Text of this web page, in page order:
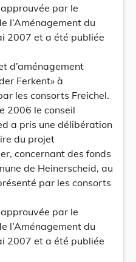
par le
l’Aménagement du
2007 et a été publiée
d’aménagement
Ferkent» à
les consorts Freichel.
2006 le conseil
a pris une délibération
du projet
concernant des fonds
de Heinerscheid, au
par les consorts
par le
l’Aménagement du
2007 et a été publiée